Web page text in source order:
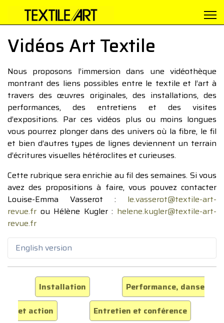
Vidéos Art Textile
Nous proposons l’immersion dans une vidéothèque
montrant des liens possibles entre le textile et l’art à
travers des œuvres originales, des installations, des
performances, des entretiens et des visites
d’expositions. Par ces vidéos plus ou moins longues
vous pourrez plonger dans des univers où la fibre, le fil
et bien d’autres types de lignes deviennent un terrain
d’écritures visuelles hétéroclites et curieuses.
Cette rubrique sera enrichie au fil des semaines. Si vous
avez des propositions à faire, vous pouvez contacter
Louise-Emma Vasserot : le.vasserot@textile-art-
revue.fr ou Hélène Kugler : helene.kugler@textile-art-
revue.fr
English version
Installation
Performance, danse
et action
Entretien et conférence